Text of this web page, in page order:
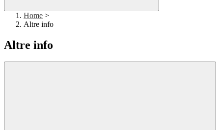
Home >
Altre info
Altre info